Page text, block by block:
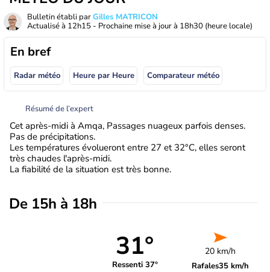
Bulletin établi parGilles MATRICON
Actualisé à 12h15 - Prochaine mise à jour à 18h30 (heure locale)
En bref
Radar météo Heure par Heure Comparateur météo
Résumé de l’expert
Cet après-midi à Amqa, Passages nuageux parfois denses.
Pas de précipitations.
Les températures évolueront entre 27 et 32°C, elles seront
très chaudes l'après-midi.
La fiabilité de la situation est très bonne.
De 15h à 18h
31°
Ressenti 37°
20 km/h
Rafales35 km/h